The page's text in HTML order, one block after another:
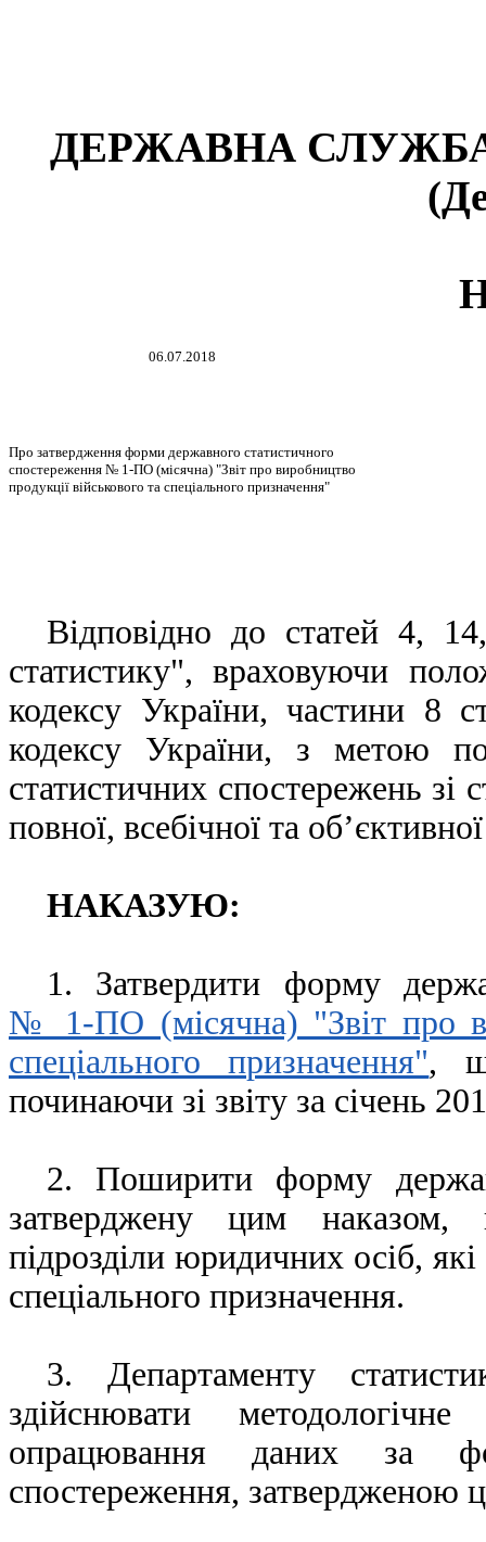
ДЕРЖАВНА
06.07.2018
Про затвердження форми державного статистичного
спостереження № 1-ПО (місячна) "Звіт про виробництво
продукції військового та спеціального призначення"
Відповідно до статей 4,
статистику", враховуючи
кодексу України, частини 8
кодексу України, з метою
статистичних спостережень зі
повної, всебічної та
НАКАЗУЮ:
1. Затвердити форму
№ 1-ПО (місячна) "Звіт про
спеціального призначення",
починаючи зі звіту за січень
2. Поширити форму
затверджену цим наказом,
підрозділи юридичних осіб,
спеціального призначення.
3. Департаменту
здійснювати
опрацювання даних за
спостереження, затвердженою